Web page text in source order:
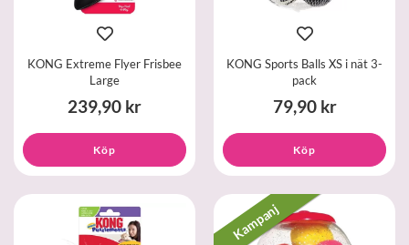
KONG Extreme Flyer Frisbee
Large
239,90 kr
Köp
KONG Sports Balls XS i nät 3-
pack
79,90 kr
Köp
Kampanj